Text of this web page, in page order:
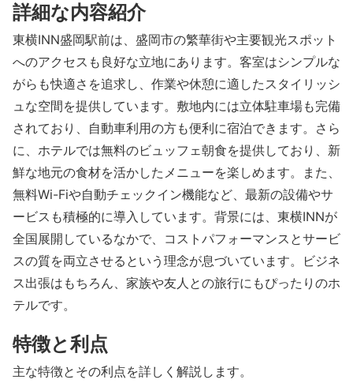
詳細な内容紹介
東横INN盛岡駅前は、盛岡市の繁華街や主要観光スポット
へのアクセスも良好な立地にあります。客室はシンプルな
がらも快適さを追求し、作業や休憩に適したスタイリッシ
ュな空間を提供しています。敷地内には立体駐車場も完備
されており、自動車利用の方も便利に宿泊できます。さら
に、ホテルでは無料のビュッフェ朝食を提供しており、新
鮮な地元の食材を活かしたメニューを楽しめます。また、
無料Wi-Fiや自動チェックイン機能など、最新の設備やサ
ービスも積極的に導入しています。背景には、東横INNが
全国展開しているなかで、コストパフォーマンスとサービ
スの質を両立させるという理念が息づいています。ビジネ
ス出張はもちろん、家族や友人との旅行にもぴったりのホ
テルです。
特徴と利点
主な特徴とその利点を詳しく解説します。